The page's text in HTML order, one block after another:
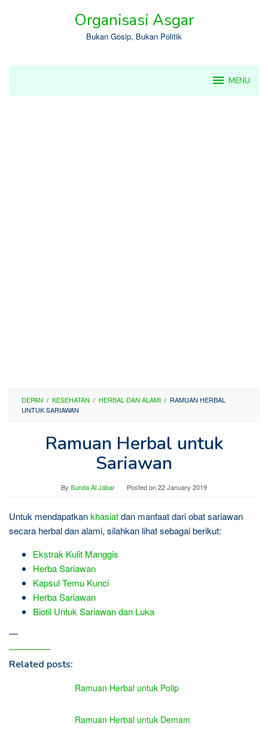
Organisasi Asgar
Bukan Gosip, Bukan Politik
MENU
DEPAN / KESEHATAN / HERBAL DAN ALAMI / RAMUAN HERBAL
UNTUK SARIAWAN
Ramuan Herbal untuk
Sariawan
By Sunda Al Jabar Posted on22 January 2019
Untuk mendapatkankhasiatdan manfaat dari obat sariawan
secara herbal dan alami, silahkan lihat sebagai berikut:
Ekstrak Kulit Manggis
Herba Sariawan
Kapsul Temu Kunci
Herba Sariawan
Biotil Untuk Sariawan dan Luka
—
Related posts:
Ramuan Herbal untuk Polip
Ramuan Herbal untuk Demam